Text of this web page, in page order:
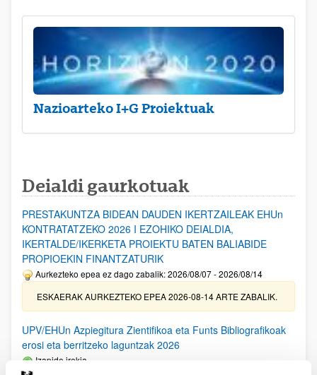
Nazioarteko I+G Proiektuak
Deialdi gaurkotuak
PRESTAKUNTZA BIDEAN DAUDEN IKERTZAILEAK EHUn
KONTRATATZEKO 2026 I EZOHIKO DEIALDIA,
IKERTALDE/IKERKETA PROIEKTU BATEN BALIABIDE
PROPIOEKIN FINANTZATURIK
Aurkezteko epea ez dago zabalik: 2026/08/07 - 2026/08/14
ESKAERAK AURKEZTEKO EPEA 2026-08-14 ARTE ZABALIK.
UPV/EHUn Azpiegitura Zientifikoa eta Funts Bibliografikoak
erosi eta berritzeko laguntzak 2026
Izapide irekia